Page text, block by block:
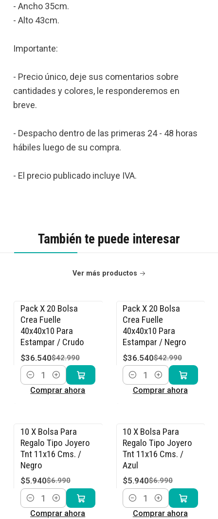
- Ancho 35cm.
- Alto 43cm.
Importante:
- Precio único, deje sus comentarios sobre
cantidades y colores, le responderemos en
breve.
- Despacho dentro de las primeras 24 - 48 horas
hábiles luego de su compra.
- El precio publicado incluye IVA.
También te puede interesar
Ver más productos
-15% OFF
Pack X 20 Bolsa
Crea Fuelle
40x40x10 Para
Estampar / Crudo
$36.540$42.990
Cantidad
Comprar ahora
-15% OFF
Pack X 20 Bolsa
Crea Fuelle
40x40x10 Para
Estampar / Negro
$36.540$42.990
Cantidad
Comprar ahora
-15% OFF
10 X Bolsa Para
Regalo Tipo Joyero
Tnt 11x16 Cms. /
Negro
$5.940$6.990
Cantidad
Comprar ahora
-15% OFF
10 X Bolsa Para
Regalo Tipo Joyero
Tnt 11x16 Cms. /
Azul
$5.940$6.990
Cantidad
Comprar ahora